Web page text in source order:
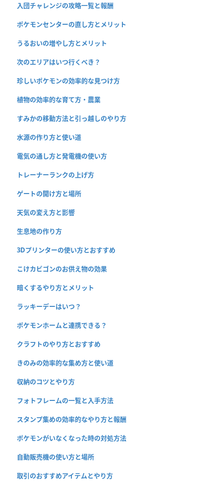
入団チャレンジの攻略一覧と報酬
ポケモンセンターの直し方とメリット
うるおいの増やし方とメリット
次のエリアはいつ行くべき？
珍しいポケモンの効率的な見つけ方
植物の効率的な育て方・農業
すみかの移動方法と引っ越しのやり方
水源の作り方と使い道
電気の通し方と発電機の使い方
トレーナーランクの上げ方
ゲートの開け方と場所
天気の変え方と影響
生息地の作り方
3Dプリンターの使い方とおすすめ
こけカビゴンのお供え物の効果
暗くするやり方とメリット
ラッキーデーはいつ？
ポケモンホームと連携できる？
クラフトのやり方とおすすめ
きのみの効率的な集め方と使い道
収納のコツとやり方
フォトフレームの一覧と入手方法
スタンプ集めの効率的なやり方と報酬
ポケモンがいなくなった時の対処方法
自動販売機の使い方と場所
取引のおすすめアイテムとやり方